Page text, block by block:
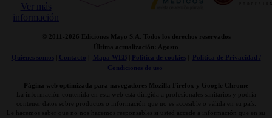
© 2011-2026 Ediciones Mayo S.A. Todos los derechos reservados
Última actualización: Agosto
Quienes somos| Contacto Mapa WEB| Politica de cookies|
Politica de Privacidad /
Condiciones de uso
Página web optimizada para navegadores Mozilla Firefox y Google Chrome
La información contenida en esta web está dirigida a profesionales sanitarios y podría
contener datos sobre productos o información que no es accesible o válida en su país.
Le hacemos saber que no nos hacemos responsables si usted accede a información que en su